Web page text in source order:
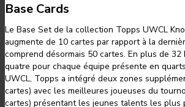
Base Cards
Le Base Set de la collection Topps UWCL
augmente de 10 cartes par rapport à la
comprend désormais 50 cartes. En plus de 32
quatre pour chaque équipe présente en
UWCL, Topps a intégré deux zones
cartes) avec les meilleures joueuses du
cartes) présentant les jeunes talents les plus